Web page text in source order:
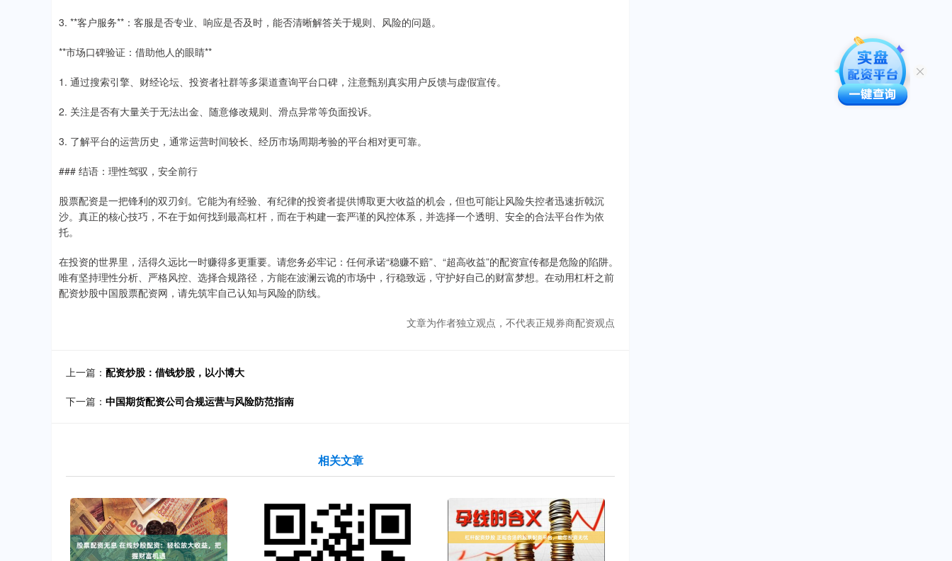
3. **客户服务**：客服是否专业、响应是否及时，能否清晰解答关于规则、风险的问题。
**市场口碑验证：借助他人的眼睛**
1. 通过搜索引擎、财经论坛、投资者社群等多渠道查询平台口碑，注意甄别真实用户反馈与虚假宣传。
2. 关注是否有大量关于无法出金、随意修改规则、滑点异常等负面投诉。
3. 了解平台的运营历史，通常运营时间较长、经历市场周期考验的平台相对更可靠。
### 结语：理性驾驭，安全前行
股票配资是一把锋利的双刃剑。它能为有经验、有纪律的投资者提供博取更大收益的机会，但也可能让风险失控者迅速折戟沉
沙。真正的核心技巧，不在于如何找到最高杠杆，而在于构建一套严谨的风控体系，并选择一个透明、安全的合法平台作为依
托。
在投资的世界里，活得久远比一时赚得多更重要。请您务必牢记：任何承诺“稳赚不赔”、“超高收益”的配资宣传都是危险的陷阱。
唯有坚持理性分析、严格风控、选择合规路径，方能在波澜云诡的市场中，行稳致远，守护好自己的财富梦想。在动用杠杆之前
配资炒股中国股票配资网，请先筑牢自己认知与风险的防线。
文章为作者独立观点，不代表正规券商配资观点
上一篇： 配资炒股：借钱炒股，以小博大
下一篇： 中国期货配资公司合规运营与风险防范指南
相关文章